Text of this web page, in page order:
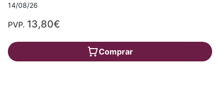
14/08/26
PVP. 13,80€
Comprar